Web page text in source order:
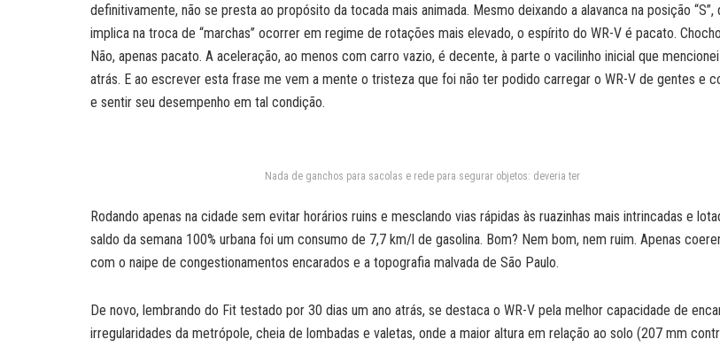
definitivamente, não se presta ao propósito da tocada mais animada. Mesmo deixando a alavanca na posição “S”,
implica na troca de “marchas” ocorrer em regime de rotações mais elevado, o espírito do WR-V é pacato.
Não, apenas pacato. A aceleração, ao menos com carro vazio, é decente, à parte o vacilinho inicial que mencionei
atrás. E ao escrever esta frase me vem a mente o tristeza que foi não ter podido carregar o WR-V de gentes e
e sentir seu desempenho em tal condição.
Nada de ganchos para sacolas e rede para segurar objetos: deveria ter
Rodando apenas na cidade sem evitar horários ruins e mesclando vias rápidas às ruazinhas mais intrincadas e
saldo da semana 100% urbana foi um consumo de 7,7 km/l de gasolina. Bom? Nem bom, nem ruim. Apenas
com o naipe de congestionamentos encarados e a topografia malvada de São Paulo.
De novo, lembrando do Fit testado por 30 dias um ano atrás, se destaca o WR-V pela melhor capacidade de
irregularidades da metrópole, cheia de lombadas e valetas, onde a maior altura em relação ao solo (207 mm